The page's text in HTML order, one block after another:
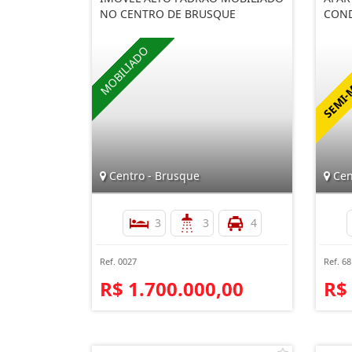
NO CENTRO DE BRUSQUE
Centro - Brusque
3 3 4
Ref. 0027
R$ 1.700.000,00
Ref.